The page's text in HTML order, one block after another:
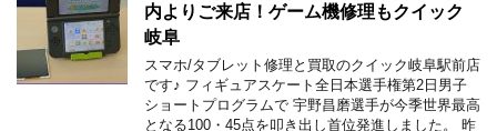
内よりご来店！ゲーム機修理もクイック
岐阜
スマホ/タブレット修理と買取のクイック岐阜駅前店
です♪ フィギュアスケート全日本選手権第2日男子
ショートプログラムで 宇野昌磨選手が今季世界最高
となる100・45点を叩き出し首位発進しました。 昨